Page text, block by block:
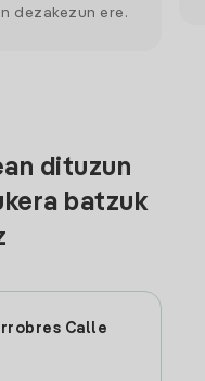
dezakezun ere.
dituzun
batzuk
Calle